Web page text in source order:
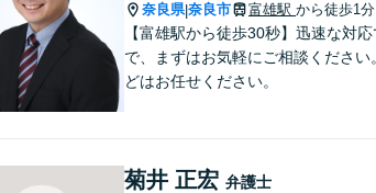
奈良県|奈良市 富雄駅 から徒歩1分
【富雄駅から徒歩30秒】迅速な対
で、まずはお気軽にご相談くださ
どはお任せください。
菊井 正宏 弁護士